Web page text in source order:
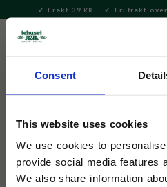
Consent
This website uses cookies
We use cookies to
provide social media features
We also share information
Meny
Frakt 39 KR Fri frakt
Hem & Inredningsdetaljer
Selected by Tehuset Java
Huslykta Blått